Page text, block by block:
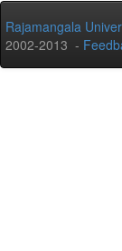
Rajamangala
2002-2013 -